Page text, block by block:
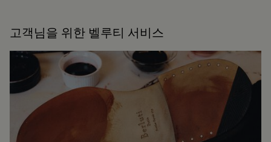
고객님을 위한 벨루티 서비스